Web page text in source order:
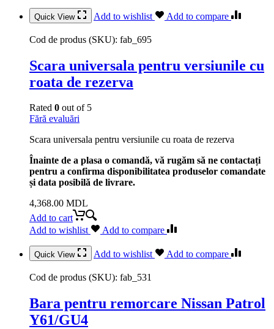
Quick View Add to wishlist Add to compare
Cod de produs (SKU): fab_695
Scara universala pentru versiunile cu
roata de rezerva
Rated 0 out of 5
Fără evaluări
Scara universala pentru versiunile cu roata de rezerva
Înainte de a plasa o comandă, vă rugăm să ne contactați
pentru a confirma disponibilitatea produselor comandate
și data posibilă de livrare.
4,368.00 MDL
Add to cart
Add to wishlist
Add to compare
Quick View Add to wishlist Add to compare
Cod de produs (SKU): fab_531
Bara pentru remorcare Nissan Patrol
Y61/GU4